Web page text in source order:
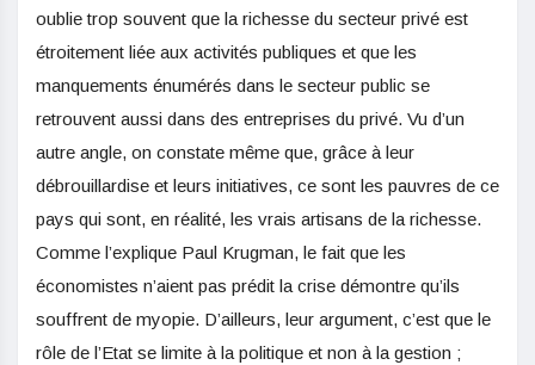
oublie trop souvent que la richesse du secteur privé est
étroitement liée aux activités publiques et que les
manquements énumérés dans le secteur public se
retrouvent aussi dans des entreprises du privé. Vu d’un
autre angle, on constate même que, grâce à leur
débrouillardise et leurs initiatives, ce sont les pauvres de ce
pays qui sont, en réalité, les vrais artisans de la richesse.
Comme l’explique Paul Krugman, le fait que les
économistes n’aient pas prédit la crise démontre qu’ils
souffrent de myopie. D’ailleurs, leur argument, c’est que le
rôle de l’Etat se limite à la politique et non à la gestion ;